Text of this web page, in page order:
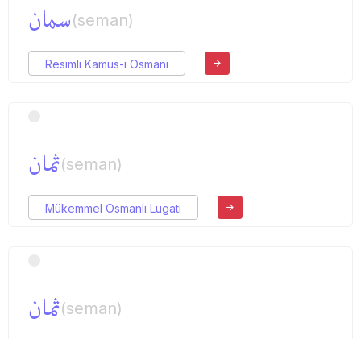
سمان(seman)
Resimli Kamus-ı Osmani
ثمان(seman)
Mükemmel Osmanlı Lugatı
ثمان(seman)